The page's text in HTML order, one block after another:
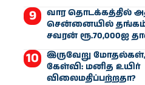
வார தொடக்கத்தில்
சென்னையில்
சவரன் ரூ.70,000ஐ
இருவேறு
கேள்வி: மனித உயிர்
விலைமதிப்பற்றதா?